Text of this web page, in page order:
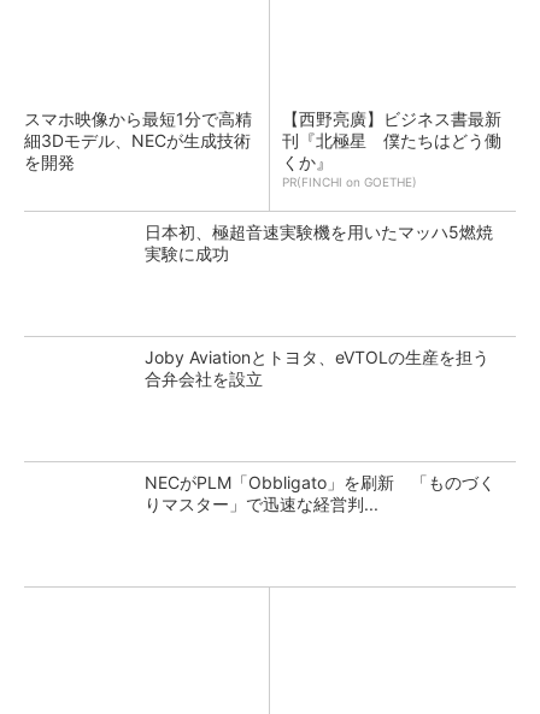
スマホ映像から最短1分で高精
細3Dモデル、NECが生成技術
を開発
【西野亮廣】ビジネス書最新
刊『北極星 僕たちはどう働
くか』
PR(FINCHI on GOETHE)
日本初、極超音速実験機を用いたマッハ5燃焼
実験に成功
Joby Aviationとトヨタ、eVTOLの生産を担う
合弁会社を設立
NECがPLM「Obbligato」を刷新 「ものづく
りマスター」で迅速な経営判...